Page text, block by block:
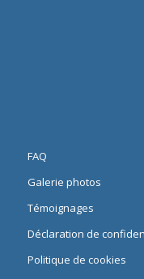
FAQ
Galerie photos
Témoignages
Déclaration de
Politique de cookies